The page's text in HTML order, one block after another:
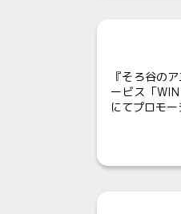
『そろ谷の
ービス「
にてプロモー